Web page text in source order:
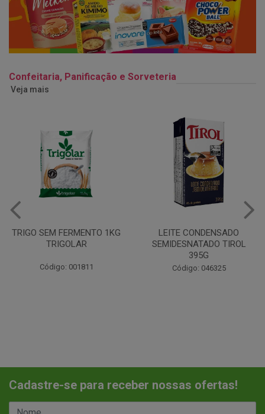
Confeitaria, Panificação e Sorveteria
Veja mais
LEITE CONDENSADO
SEMIDESNATADO TIROL
Código: 046325
CHANTILINHO EM PO 400G
MIX
Código: 037442
Cadastre-se para receber nossas ofertas!